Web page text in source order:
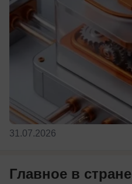
31.07.2026
Главное в стране